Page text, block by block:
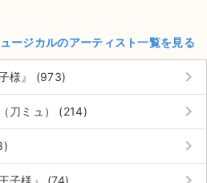
ージカルのアーティスト一覧を見る
様』 (973) keyboard_arrow_right
刀ミュ） (214) keyboard_arrow_right
keyboard_arrow_right